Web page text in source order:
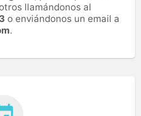
llamándonos al
o enviándonos un email a
.